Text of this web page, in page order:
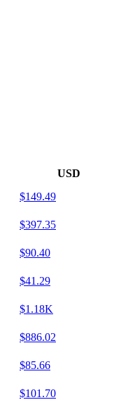
USD
$149.49
$397.35
$90.40
$41.29
$1.18K
$886.02
$85.66
$101.70